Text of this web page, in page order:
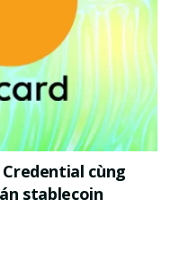
cùng
stablecoin